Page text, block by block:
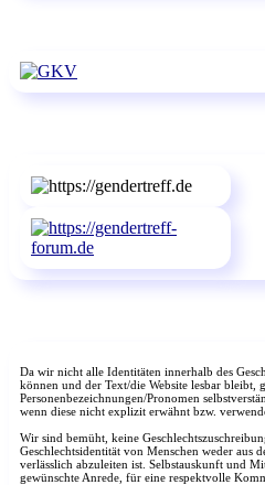
Da wir nicht alle Identitäten innerhalb des
können und der Text/die Website lesbar bleibt,
Personenbezeichnungen/Pronomen
wenn diese nicht explizit erwähnt bzw.
Wir sind bemüht, keine
Geschlechtsidentität von Menschen weder aus
verlässlich abzuleiten ist. Selbstauskunft und
gewünschte Anrede, für eine respektvolle